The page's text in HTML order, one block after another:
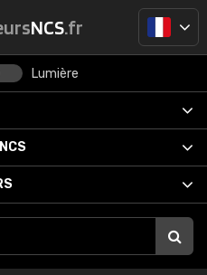
NCS.fr
Lumière
NCS